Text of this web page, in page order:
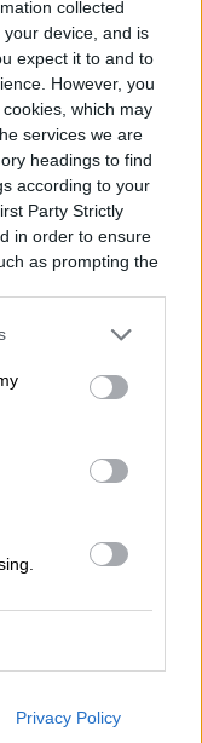
collected
device, and is
expect it to and to
However, you
which may
services we are
headings to find
according to your
Party Strictly
in order to ensure
as prompting the
Privacy Policy
Star